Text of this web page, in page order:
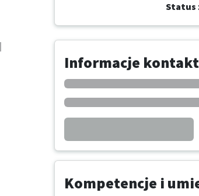
Status
Informacje
Kompetencje i